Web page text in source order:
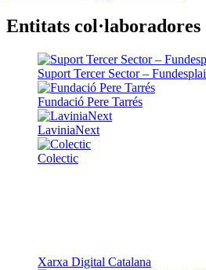
Entitats col·laboradores
Suport Tercer Sector – Fundesplai
Fundació Pere Tarrés
LaviniaNext
Colectic
Xarxa Digital Catalana